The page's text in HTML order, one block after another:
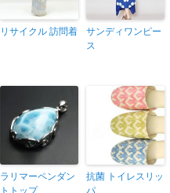
リサイクル 訪問着
サンディワンピー
ス
ラリマーペンダン
トトップ
抗菌 トイレスリッ
パ